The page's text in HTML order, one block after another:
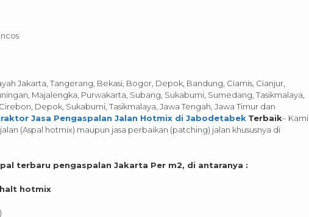
Jakarta, Tangerang, Bekasi, Bogor, Depok, Bandung, Ciamis, Cianjur,
Majalengka, Purwakarta, Subang, Sukabumi, Sumedang, Tasikmalaya,
Depok, Sukabumi, Tasikmalaya, Jawa Tengah, Jawa Timur dan
Jasa Pengaspalan Jalan Hotmix di Jabodetabek Terbaik– Kami
(Aspal hotmix) maupun jasa perbaikan (patching) jalan khususnya di
terbaru pengaspalan Jakarta Per m2, di antaranya :
hotmix